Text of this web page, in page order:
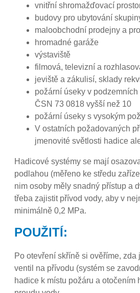
vnitřní shromažďovací
budovy pro ubytování
maloobchodní prodejny a
hromadné garáže
výstaviště
filmová, televizní a
jeviště a zákulisí, sklady
požární úseky v
ČSN 73 0818 vyšší než 10
požární úseky s vysokým
V ostatních požadovaných
jmenovité světlosti hadice
Hadicové systémy se mají
podlahou (měřeno ke středu
nim osoby měly snadný přístup a
třeba zajistit přívod vody, aby v
minimálně 0,2 MPa.
POUŽITÍ:
Po otevření skříně si ověříme,
ventil na přívodu (systém se
hadice k místu požáru a